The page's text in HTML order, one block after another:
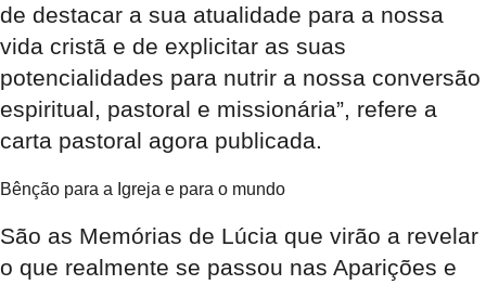
de destacar a sua atualidade para a nossa
vida cristã e de explicitar as suas
potencialidades para nutrir a nossa conversão
espiritual, pastoral e missionária”, refere a
carta pastoral agora publicada.
Bênção para a Igreja e para o mundo
São as Memórias de Lúcia que virão a revelar
o que realmente se passou nas Aparições e